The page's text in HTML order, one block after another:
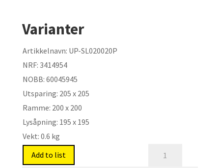
Varianter
Artikkelnavn: UP-SL020020P
NRF: 3414954
NOBB: 60045945
Utsparing: 205 x 205
Ramme: 200 x 200
Lysåpning: 195 x 195
Vekt: 0.6 kg
Add to list